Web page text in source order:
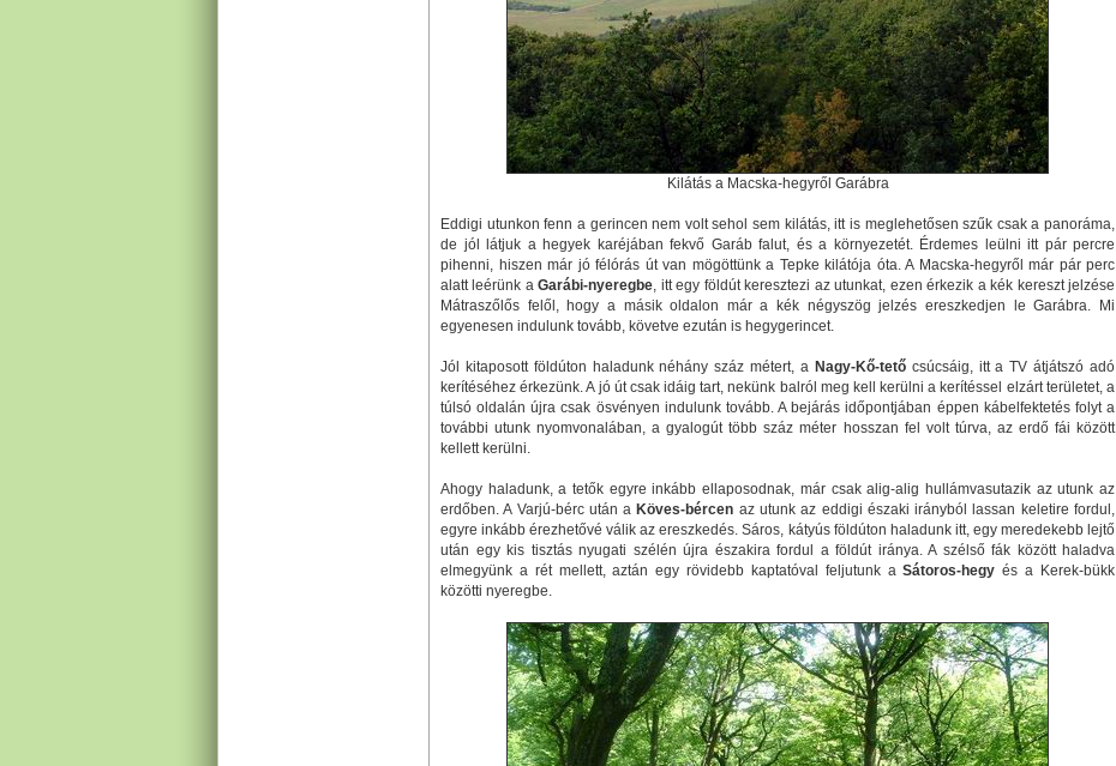
Kilátás a Macska-hegyről Garábra
Eddigi utunkon fenn a gerincen nem volt sehol sem kilátás, itt is meglehetősen szűk csak a panoráma,
de jól látjuk a hegyek karéjában fekvő Garáb falut, és a környezetét. Érdemes leülni itt pár percre
pihenni, hiszen már jó félórás út van mögöttünk a Tepke kilátója óta. A Macska-hegyről már pár perc
alatt leérünk aGarábi-nyeregbe, itt egy földút keresztezi az utunkat, ezen érkezik a kék kereszt jelzése
Mátraszőlős felől, hogy a másik oldalon már a kék négyszög jelzés ereszkedjen le Garábra. Mi
egyenesen indulunk tovább, követve ezután is hegygerincet.
Jól kitaposott földúton haladunk néhány száz métert, a Nagy-Kő-tetőcsúcsáig, itt a TV átjátszó adó
kerítéséhez érkezünk. A jó út csak idáig tart, nekünk balról meg kell kerülni a kerítéssel elzárt területet, a
túlsó oldalán újra csak ösvényen indulunk tovább. A bejárás időpontjában éppen kábelfektetés folyt a
további utunk nyomvonalában, a gyalogút több száz méter hosszan fel volt túrva, az erdő fái között
kellett kerülni.
Ahogy haladunk, a tetők egyre inkább ellaposodnak, már csak alig-alig hullámvasutazik az utunk az
erdőben. A Varjú-bérc után a Köves-bércen az utunk az eddigi északi irányból lassan keletire fordul,
egyre inkább érezhetővé válik az ereszkedés. Sáros, kátyús földúton haladunk itt, egy meredekebb lejtő
után egy kis tisztás nyugati szélén újra északira fordul a földút iránya. A szélső fák között haladva
elmegyünk a rét mellett, aztán egy rövidebb kaptatóval feljutunk aSátoros-hegy és a Kerek-bükk
közötti nyeregbe.